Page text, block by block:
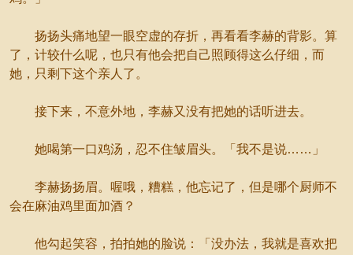
扬扬头痛地望一眼空虚的存折，再看看李赫的背影。算
了，计较什么呢，也只有他会把自己照顾得这么仔细，而
她，只剩下这个亲人了。
接下来，不意外地，李赫又没有把她的话听进去。
她喝第一口鸡汤，忍不住皱眉头。「我不是说……」
李赫扬扬眉。喔哦，糟糕，他忘记了，但是哪个厨师不
会在麻油鸡里面加酒？
他勾起笑容，拍拍她的脸说：「没办法，我就是喜欢把